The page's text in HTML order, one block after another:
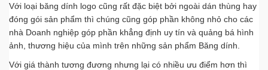
Với loại băng dính logo cũng rất đặc biệt bởi ngoài dán thùng hay
đóng gói sản phẩm thì chúng cũng góp phần không nhỏ cho các
nhà Doanh nghiệp góp phần khẳng định uy tín và quảng bá hình
ảnh, thương hiệu của mình trên những sản phẩm Băng dính.
Với giá thành tương đương nhưng lại có nhiều ưu điểm hơn thì